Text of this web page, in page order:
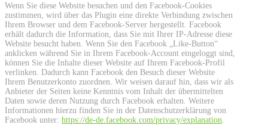
Wenn Sie diese Website besuchen und den Facebook-Cookies
zustimmen, wird über das Plugin eine direkte Verbindung zwischen
Ihrem Browser und dem Facebook-Server hergestellt. Facebook
erhält dadurch die Information, dass Sie mit Ihrer IP-Adresse diese
Website besucht haben. Wenn Sie den Facebook „Like-Button“
anklicken während Sie in Ihrem Facebook-Account eingeloggt sind,
können Sie die Inhalte dieser Website auf Ihrem Facebook-Profil
verlinken. Dadurch kann Facebook den Besuch dieser Website
Ihrem Benutzerkonto zuordnen. Wir weisen darauf hin, dass wir als
Anbieter der Seiten keine Kenntnis vom Inhalt der übermittelten
Daten sowie deren Nutzung durch Facebook erhalten. Weitere
Informationen hierzu finden Sie in der Datenschutzerklärung von
Facebook unter: https://de-de.facebook.com/privacy/explanation